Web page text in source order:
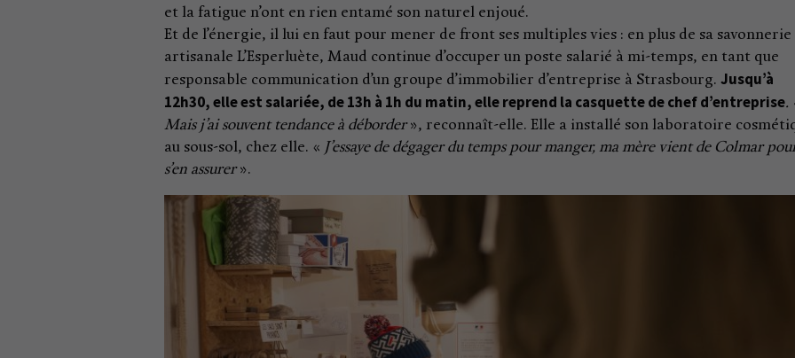
et la fatigue n’ont en rien entamé son naturel enjoué.
Et de l’énergie, il lui en faut pour mener de front ses multiples vies : en plus de sa savonnerie
artisanale L’Esperluète, Maud continue d’occuper un poste salarié à mi-temps, en tant que
responsable communication d’un groupe d’immobilier d’entreprise à Strasbourg. Jusqu’à
12h30, elle est salariée, de 13h à 1h du matin, elle reprend la casquette de chef d’entreprise.
Mais j’ai souvent tendance à déborder», reconnaît-elle. Elle a installé son laboratoire
au sous-sol, chez elle. « J’essaye de dégager du temps pour manger, ma mère vient de Colmar
s’en assurer».